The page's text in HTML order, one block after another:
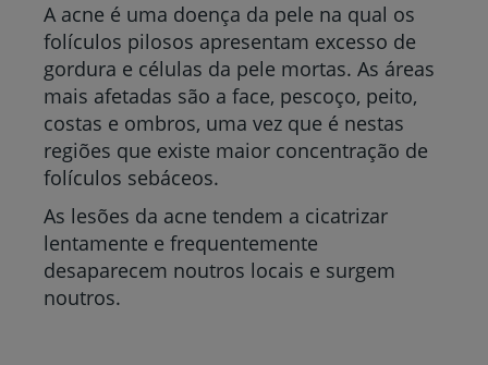
A acne é uma doença da pele na qual os
folículos pilosos apresentam excesso de
gordura e células da pele mortas. As áreas
mais afetadas são a face, pescoço, peito,
costas e ombros, uma vez que é nestas
regiões que existe maior concentração de
folículos sebáceos.
As lesões da acne tendem a cicatrizar
lentamente e frequentemente
desaparecem noutros locais e surgem
noutros.